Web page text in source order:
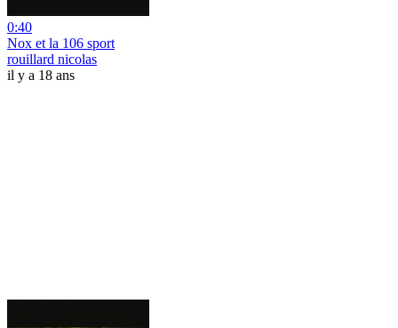
0:40
Nox et la 106 sport
rouillard nicolas
il y a 18 ans